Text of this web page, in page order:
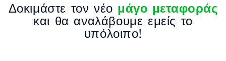
Δοκιμάστε τον νέο μάγο μεταφοράς
και θα αναλάβουμε εμείς το
υπόλοιπο!